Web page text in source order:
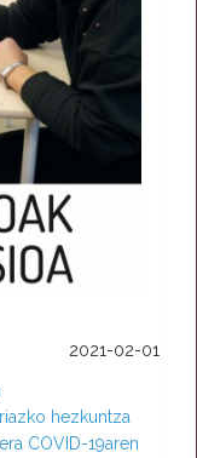
2021-02-01
hezkuntza
COVID-19aren